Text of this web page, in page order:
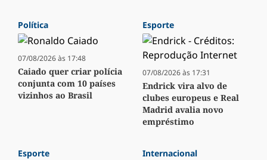
Política
07/08/2026 às 17:48
Caiado quer criar polícia
conjunta com 10 países
vizinhos ao Brasil
Esporte
07/08/2026 às 17:31
Endrick vira alvo de
clubes europeus e Real
Madrid avalia novo
empréstimo
Esporte Internacional